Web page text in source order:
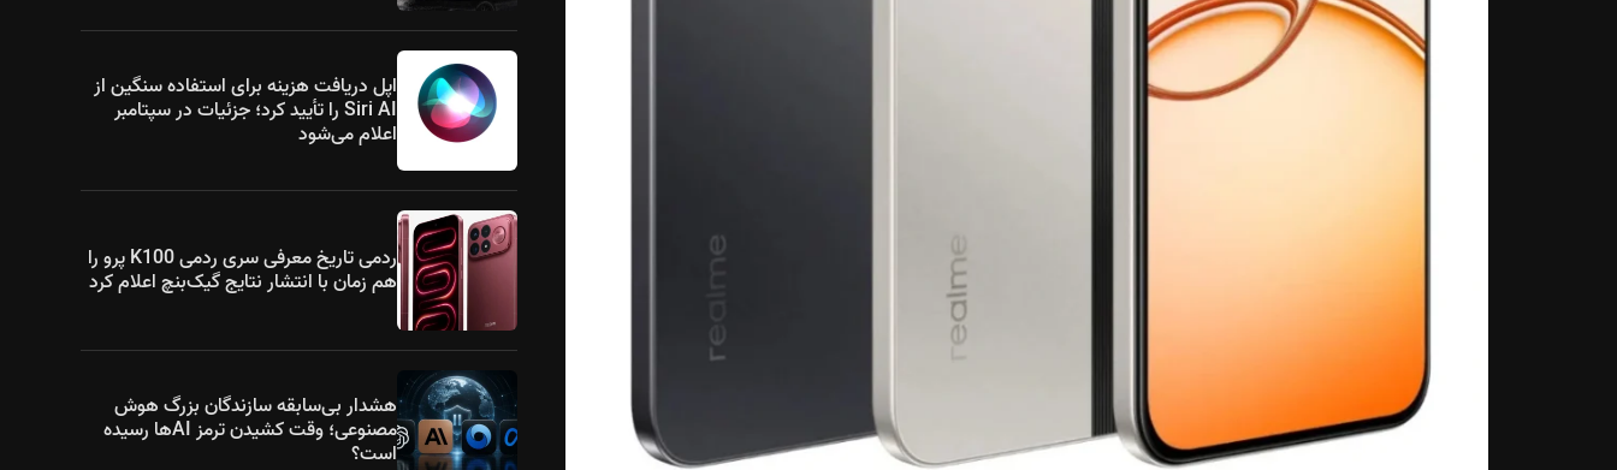
اپل دریافت هزینه برای استفاده سنگین از
Siri AI را تأیید کرد؛ جزئیات در سپتامبر
اعلام می‌شود
ردمی تاریخ معرفی سری ردمی K100 پرو را
هم زمان با انتشار نتایج گیک‌بنچ اعلام کرد
هشدار بی‌سابقه سازندگان بزرگ هوش
مصنوعی؛ وقت کشیدن ترمز AIها رسیده
است؟